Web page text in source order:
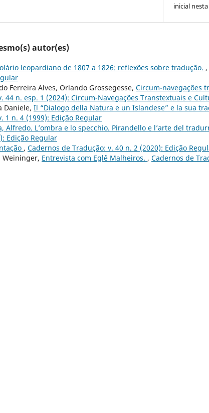
inicial
autor(es)
leopardiano de 1807 a 1826: reflexões sobre tradução. ,
Ferreira Alves, Orlando Grossegesse, Circum-navegações
44 n. esp. 1 (2024): Circum-Navegações Transtextuais e
Daniele, Il “Dialogo della Natura e un Islandese” e la sua
1 n. 4 (1999): Edição Regular
Alfredo. L’ombra e lo specchio. Pirandello e l’arte del
Edição Regular
, Cadernos de Tradução: v. 40 n. 2 (2020): Edição
Weininger, Entrevista com Eglê Malheiros. , Cadernos de